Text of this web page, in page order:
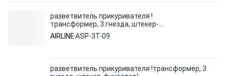
разветвитель прикуривателя !
трансформер, 3 гнезда, штекер-
фиксатор\
AIRLINEASP-3T-09
разветвитель прикуривателя !трансформер, 3